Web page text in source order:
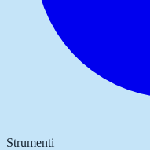
Strumenti